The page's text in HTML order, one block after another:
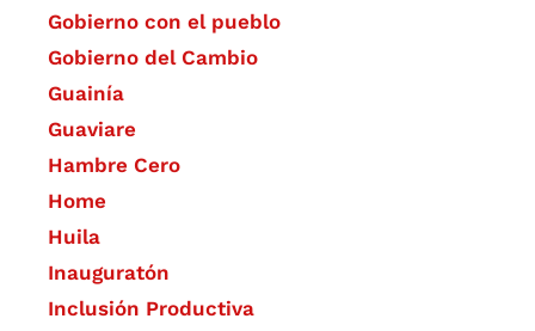
Gobierno con el pueblo
Gobierno del Cambio
Guainía
Guaviare
Hambre Cero
Home
Huila
Inauguratón
Inclusión Productiva